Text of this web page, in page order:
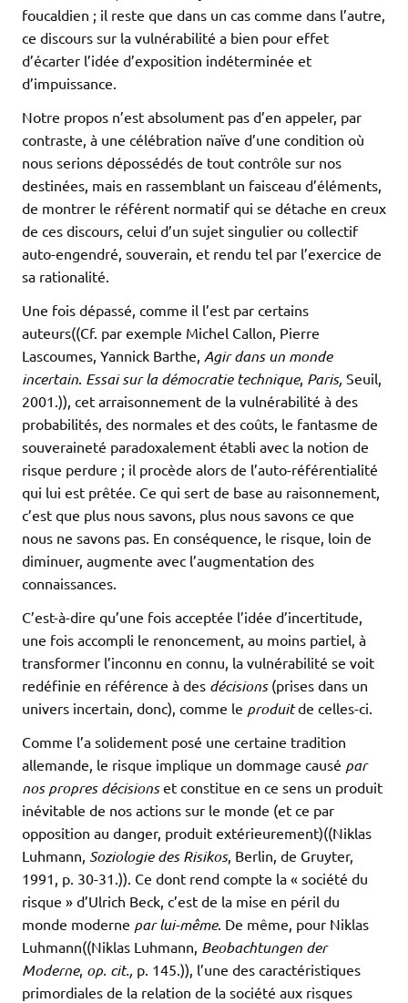
foucaldien ; il reste que dans un cas comme dans l’autre,
ce discours sur la vulnérabilité a bien pour effet
d’écarter l’idée d’exposition indéterminée et
d’impuissance.
Notre propos n’est absolument pas d’en appeler, par
contraste, à une célébration naïve d’une condition où
nous serions dépossédés de tout contrôle sur nos
destinées, mais en rassemblant un faisceau d’éléments,
de montrer le référent normatif qui se détache en creux
de ces discours, celui d’un sujet singulier ou collectif
auto-engendré, souverain, et rendu tel par l’exercice de
sa rationalité.
Une fois dépassé, comme il l’est par certains
auteurs((Cf. par exemple Michel Callon, Pierre
Lascoumes, Yannick Barthe, Agir dans un monde
incertain. Essai sur la démocratie technique, Paris, Seuil,
2001.)), cet arraisonnement de la vulnérabilité à des
probabilités, des normales et des coûts, le fantasme de
souveraineté paradoxalement établi avec la notion de
risque perdure ; il procède alors de l’auto-référentialité
qui lui est prêtée. Ce qui sert de base au raisonnement,
c’est que plus nous savons, plus nous savons ce que
nous ne savons pas. En conséquence, le risque, loin de
diminuer, augmente avec l’augmentation des
connaissances.
C’est-à-dire qu’une fois acceptée l’idée d’incertitude,
une fois accompli le renoncement, au moins partiel, à
transformer l’inconnu en connu, la vulnérabilité se voit
redéfinie en référence à des décisions(prises dans un
univers incertain, donc), comme le produitde celles-ci.
Comme l’a solidement posé une certaine tradition
allemande, le risque implique un dommage causé par
nos propres décisionset constitue en ce sens un produit
inévitable de nos actions sur le monde (et ce par
opposition au danger, produit extérieurement)((Niklas
Luhmann, Soziologie des Risikos, Berlin, de Gruyter,
1991, p. 30-31.)). Ce dont rend compte la « société du
risque » d’Ulrich Beck, c’est de la mise en péril du
monde moderne par lui-même. De même, pour Niklas
Luhmann((Niklas Luhmann, Beobachtungen der
Moderne, op. cit., p. 145.)), l’une des caractéristiques
primordiales de la relation de la société aux risques